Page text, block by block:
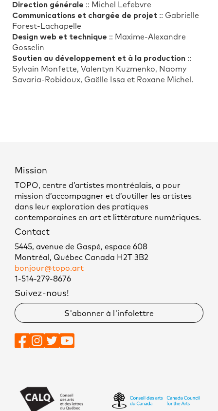
Direction générale :: Michel Lefebvre
Communications et chargée de projet :: Gabrielle
Forest-Lachapelle
Design web et technique :: Maxime-Alexandre
Gosselin
Soutien au développement et à la production ::
Sylvain Monfette, Valentyn Kuzmenko, Naomy
Savaria-Robidoux, Gaëlle Issa et Roxane Michel.
Mission
TOPO, centre d’artistes montréalais, a pour
mission d’accompagner et d’outiller les artistes
dans leur exploration des pratiques
contemporaines en art et littérature numériques.
Contact
5445, avenue de Gaspé, espace 608
Montréal, Québec Canada H2T 3B2
bonjour@topo.art
1-514-279-8676
Suivez-nous!
S'abonner à l'infolettre